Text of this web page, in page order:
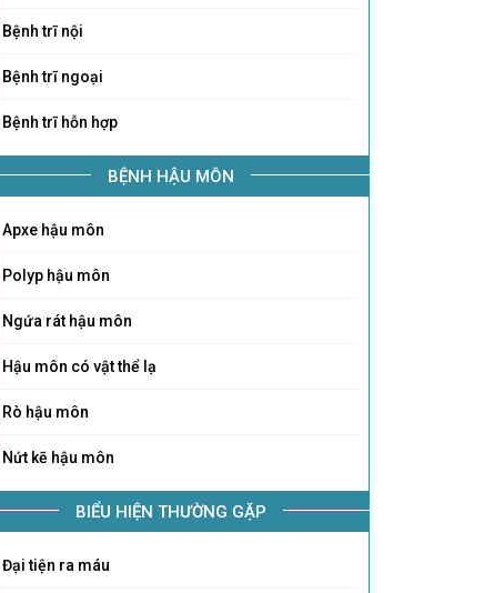
Bệnh trĩ nội
Bệnh trĩ ngoại
Bệnh trĩ hỗn hợp
BỆNH HẬU MÔN
Apxe hậu môn
Polyp hậu môn
Ngứa rát hậu môn
Hậu môn có vật thể lạ
Rò hậu môn
Nứt kẽ hậu môn
BIỂU HIỆN THƯỜNG GẶP
Đại tiện ra máu